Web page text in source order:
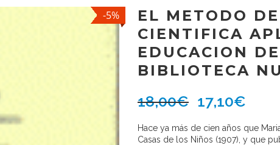
-5%
EL METODO
CIENTIFICA
EDUCACION
BIBLIOTECA
18,00€ 17,10€
Hace ya más de cien años que
Casas de los Niños (1907), y que